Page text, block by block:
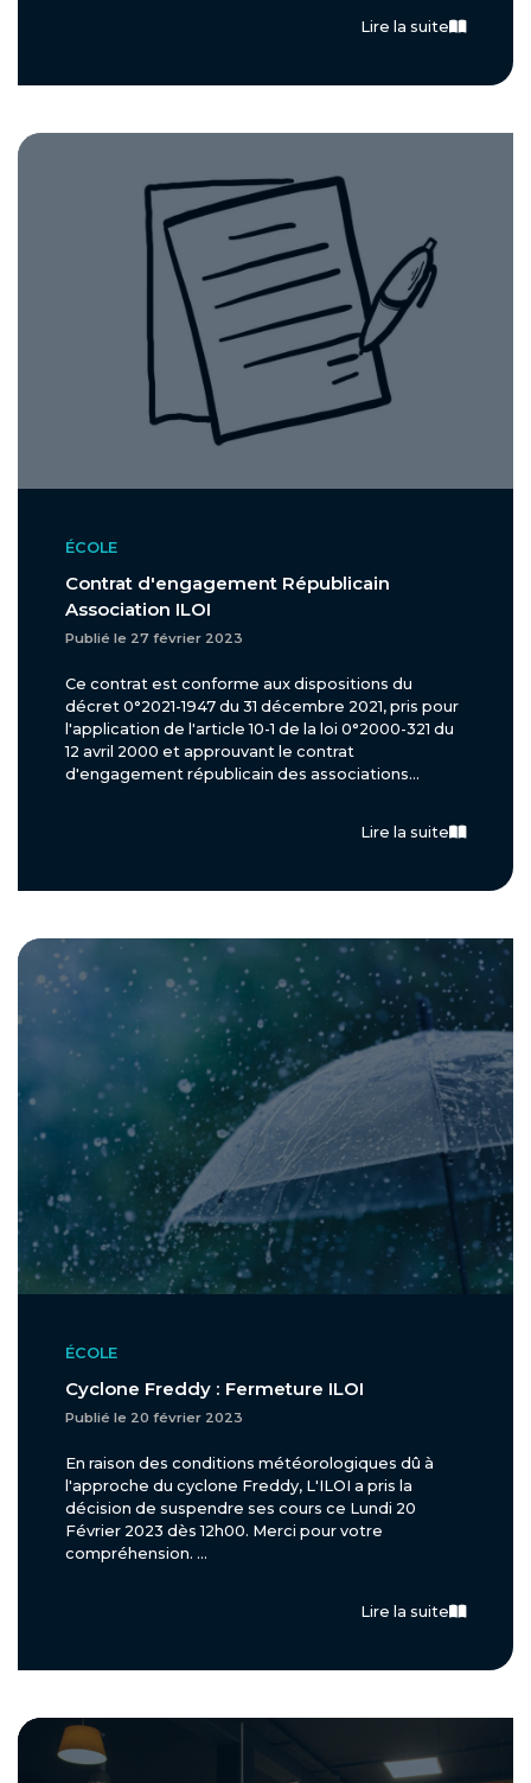
Lire la suite
ÉCOLE
Contrat d'engagement Républicain
Association ILOI
Publié le 27 février 2023
Ce contrat est conforme aux dispositions du
décret 0°2021-1947 du 31 décembre 2021, pris pour
l'application de l'article 10-1 de la loi 0°2000-321 du
12 avril 2000 et approuvant le contrat
d'engagement républicain des associations...
Lire la suite
ÉCOLE
Cyclone Freddy : Fermeture ILOI
Publié le 20 février 2023
En raison des conditions météorologiques dû à
l'approche du cyclone Freddy, L'ILOI a pris la
décision de suspendre ses cours ce Lundi 20
Février 2023 dès 12h00. Merci pour votre
compréhension. ...
Lire la suite